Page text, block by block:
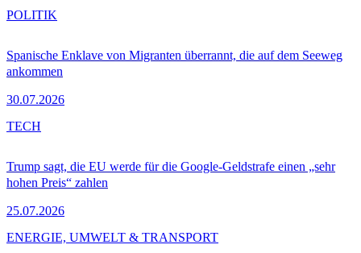
Spanische Enklave von Migranten überrannt, die auf dem Seeweg
ankommen
30.07.2026
POLITIK
Trump sagt, die EU werde für die Google-Geldstrafe einen „sehr
hohen Preis“ zahlen
25.07.2026
TECH
ENERGIE, UMWELT & TRANSPORT